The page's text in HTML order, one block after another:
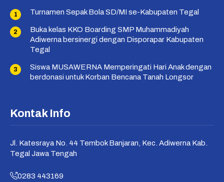
Turnamen Sepak Bola SD/MI se-Kabupaten Tegal
Buka kelas KKO Boarding SMP Muhammadiyah
Adiwerna bersinergi dengan Disporapar Kabupaten
Tegal
Siswa MUSAWERNA Memperingati Hari Anak dengan
berdonasi untuk Korban Bencana Tanah Longsor
Kontak Info
Jl. Katesraya No. 44 Tembok Banjaran, Kec. Adiwerna Kab.
Tegal Jawa Tengah
0283 443169